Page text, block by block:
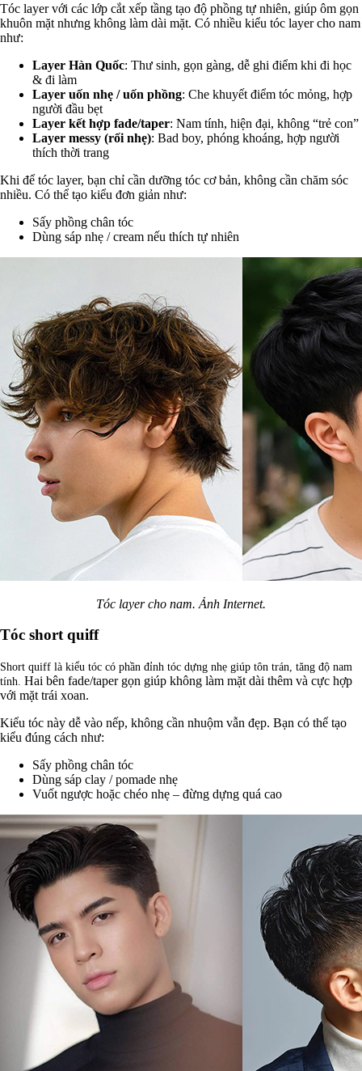
Tóc layer với các lớp cắt xếp tầng tạo độ phồng tự nhiên, giúp ôm gọn
khuôn mặt nhưng không làm dài mặt. Có nhiều kiểu tóc layer cho nam
như:
Layer Hàn Quốc: Thư sinh, gọn gàng, dễ ghi điểm khi đi học
& đi làm
Layer uốn nhẹ / uốn phồng: Che khuyết điểm tóc mỏng, hợp
người đầu bẹt
Layer kết hợp fade/taper: Nam tính, hiện đại, không “trẻ con”
Layer messy (rối nhẹ): Bad boy, phóng khoáng, hợp người
thích thời trang
Khi để tóc layer, bạn chỉ cần dưỡng tóc cơ bản, không cần chăm sóc
nhiều. Có thể tạo kiểu đơn giản như:
Sấy phồng chân tóc
Dùng sáp nhẹ / cream nếu thích tự nhiên
Tóc layer cho nam. Ảnh Internet.
Tóc short quiff
Short quiff là kiểu tóc có phần đỉnh tóc dựng nhẹ giúp tôn trán, tăng độ nam
tính. Hai bên fade/taper gọn giúp không làm mặt dài thêm và cực hợp
với mặt trái xoan.
Kiểu tóc này dễ vào nếp, không cần nhuộm vẫn đẹp. Bạn có thể tạo
kiểu đúng cách như:
Sấy phồng chân tóc
Dùng sáp clay / pomade nhẹ
Vuốt ngược hoặc chéo nhẹ – đừng dựng quá cao